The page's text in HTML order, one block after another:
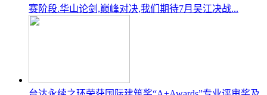
赛阶段.华山论剑,巅峰对决,我们期待7月吴江决战...